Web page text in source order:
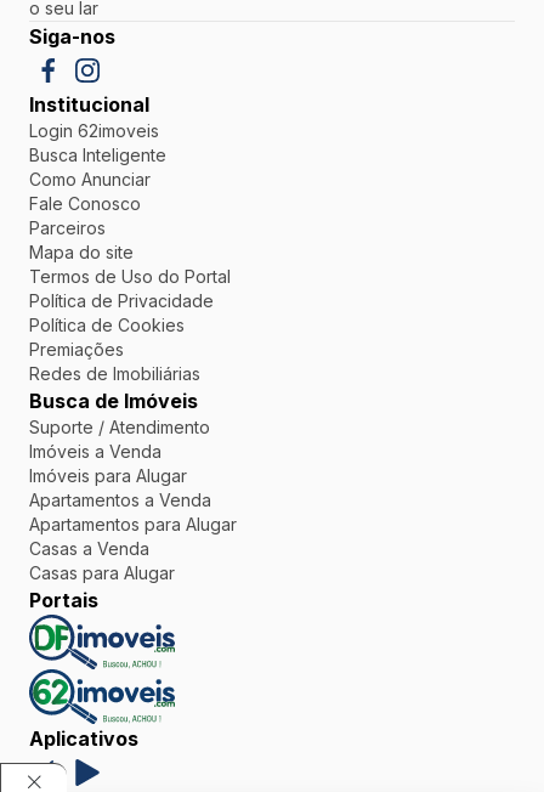
o seu lar
Siga-nos
Institucional
Login 62imoveis
Busca Inteligente
Como Anunciar
Fale Conosco
Parceiros
Mapa do site
Termos de Uso do Portal
Política de Privacidade
Política de Cookies
Premiações
Redes de Imobiliárias
Busca de Imóveis
Suporte / Atendimento
Imóveis a Venda
Imóveis para Alugar
Apartamentos a Venda
Apartamentos para Alugar
Casas a Venda
Casas para Alugar
Portais
Aplicativos